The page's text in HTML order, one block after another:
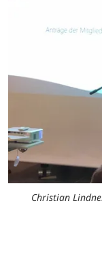
Christian